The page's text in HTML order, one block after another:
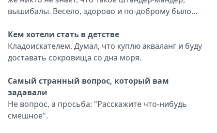
вышибалы. Весело, здорово и по-доброму было…
Кем хотели стать в детстве
Кладоискателем. Думал, что куплю акваланг и буду
доставать сокровища со дна моря.
Самый странный вопрос, который вам
задавали
Не вопрос, а просьба: "Расскажите что-нибудь
смешное".